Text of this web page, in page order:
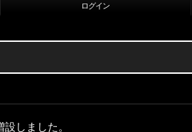
ログイン
しました。